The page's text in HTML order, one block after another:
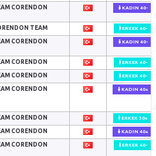
CORENDON KADIN 40-
TEAM ERKEK 40-
CORENDON KADIN 40-
CORENDON ERKEK 40-
CORENDON ERKEK 40-
CORENDON KADIN 40+
CORENDON ERKEK 50+
CORENDON KADIN 40+
CORENDON ERKEK 40-